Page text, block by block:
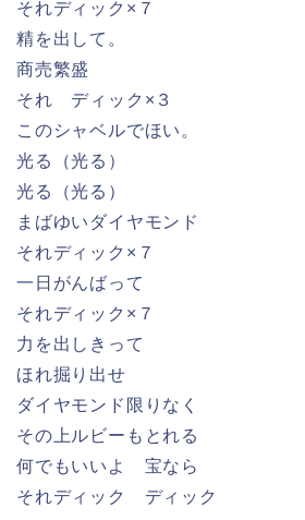
ほれ掘り出せ
ダイヤモンド限りなく
その上ルビーもとれる
何でもいいよ 宝なら
それディック ディック
ディカ ディック ディ
（ハイホー）(ハイホー）
ハイホー ハイホー 仕事が好き
ハイホー ハイホー
ハイホー ハイホー 仕事が好き
ハイホー ハイホー ・・・
いつか王子様が
作詞：フランク・チャーチル
作曲：ラリー・モーリー
とても素敵な 王子様。